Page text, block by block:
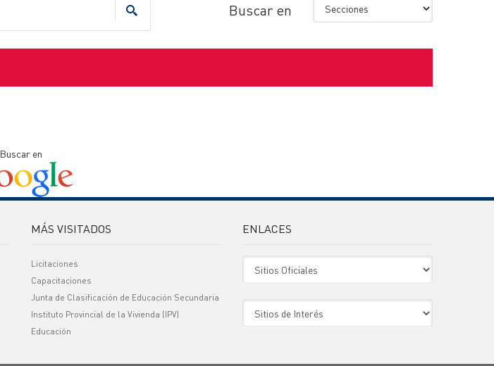
Buscar en
Buscar en
MÁS VISITADOS
Licitaciones
Capacitaciones
Junta de Clasificación de Educación Secundaria
Instituto Provincial de la Vivienda (IPV)
Educación
ENLACES